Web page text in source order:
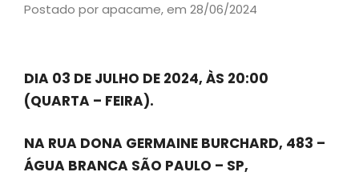
Postado por apacame,em 28/06/2024
DIA 03 DE JULHO DE 2024, ÀS 20:00
(QUARTA – FEIRA).
NA RUA DONA GERMAINE BURCHARD, 483 –
ÁGUA BRANCA SÃO PAULO – SP,